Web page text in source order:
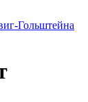
Гольштейна